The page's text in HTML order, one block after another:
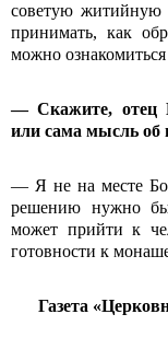
советую житийную
принимать, как
можно
— Скажите, отец
или сама мысль об
— Я не на месте
решению нужно
может прийти к
готовности к
Газета